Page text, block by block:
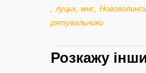
луцьк, мнс
рятувальники
Розкажу